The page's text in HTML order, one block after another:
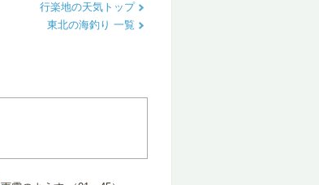
行楽地の天気トップ
東北の海釣り 一覧